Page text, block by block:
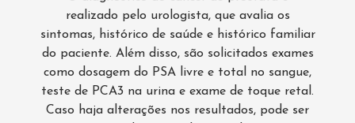
realizado pelo urologista, que avalia os
sintomas, histórico de saúde e histórico familiar
do paciente. Além disso, são solicitados exames
como dosagem do PSA livre e total no sangue,
teste de PCA3 na urina e exame de toque retal.
Caso haja alterações nos resultados, pode ser